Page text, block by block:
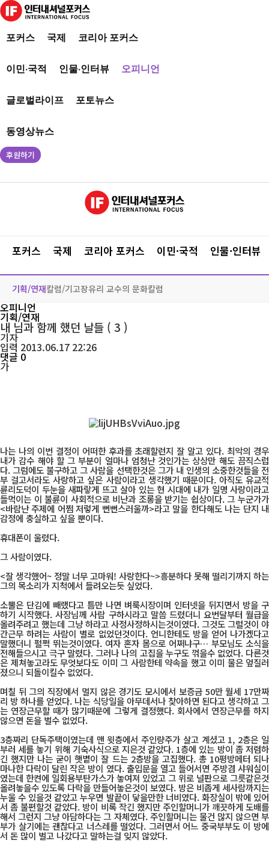
포커스 국제 코리아 포커스
이민·국적 인물·인터뷰 오피니언
글로벌라이프 포토뉴스
동영상뉴스
후원하기
포커스 국제 코리아 포커스 이민·국적 인물·인터뷰
기획/연재칼럼/기고장유리 교수의 문화칼럼
오피니언
기획/연재
내 님과 함께 했던 날들 ( 3 )
기자
입력 2013.06.17 22:26
댓글 0
가
나는 나의 이번 결정이 어떠한 후과를 초래할런지 잘 알고 있다. 최악의 경우
내가 감수 해야 할 그 부분이 얼마나 엄청난 것인가는 상상만 해도 끔직스럽
다. 그럼에도 불구하고 그 사람을 선택한것은 그가 내 인생의 소중한것들을 전
부 걸고서라도 사랑하고 싶은 사람이라고 생각했기 때문이다. 아직도 유교적
륜리도덕이 두눈을 새파랗게 뜨고 살아 있는 현 시대에 내가 일명 사랑이라고
들먹이는 이 불륜이 사회적으로 비난과 조롱을 받기는 쉽상이다. 그 누군가가
<바람난 주제에 어쩜 저렇게 뻔뻔스러울까>라고 말을 한다해도 나는 단지 내
감정에 충실하고 싶을 뿐이다.
휴대폰이 울렸다.
그 사람이였다.
<잘 생각했어~ 정말 너무 고마워! 사랑한다~>흥분하다 못해 떨리기까지 하는
그의 목소리가 지척에서 들려오는듯 싶었다.
소뿔은 단김에 빼랬다고 틈만 나면 벼룩시장이며 인터넷을 뒤지면서 방을 구
하기 시작했다. 사장님께 사람 구하시라고 말씀 드렸더니 요번달부터 월급을
올려주려고 했는데 그냥 하라고 사정사정하시는것이였다. 그것도 그럴것이 야
간근무 하려는 사람이 별로 없었던것이다. 언니한테도 방을 얻어 나가겠다고
말했더니 펄쩍 뛰는것이였다. 여자 혼자 몸으로 어쩌냐구… 부모님도 소식을
전해들으시고 극구 말렸다. 그러나 나의 고집을 누구도 꺾을수 없었다. 다른것
은 제쳐놓고라도 무엇보다도 이미 그 사람한테 약속을 했고 이미 물은 엎질러
졌으니 되돌이킬수 없었다.
며칠 뒤 그의 직장에서 멀지 않은 경기도 모시에서 보증금 50만 월세 17만짜
리 방 하나를 얻었다. 나는 식당일을 아무데서나 찾아하면 된다고 생각하고 그
는 연장근무할 때가 많기때문에 그렇게 결정했다. 회사에서 연장근무를 하지
않으면 돈을 벌수 없었다.
3층짜리 단독주택이였는데 맨 윗층에서 주인량주가 살고 계셨고 1, 2층은 일
부러 세를 놓기 위해 기숙사식으로 지은것 같았다. 1층에 있는 방이 좀 저렴하
긴 했지만 나는 굳이 햇볕이 잘 드는 2층방을 고집했다. 총 10평방메터 되나
마나한 다락이 달린 작은 방이 였다. 출입문을 열고 들어서면 주방겸 샤워실이
였는데 한켠에 일회용부탄가스가 놓여져 있었고 그 위로 널판으로 그릇같은것
올려놓을수 있도록 다락을 만들어놓은것이 보였다. 방은 비좁게 세사람까지는
누울 수 있을것 같았고 누우면 발끝이 닿을만한 너비였다. 화장실이 밖에 있어
서 좀 불편할것 같았다. 방이 비록 작긴 했지만 주인할머니가 깨끗하게 도배를
해서 그런지 그냥 아담하다는 그 자체였다. 주인할머니는 물건 많지 않으면 부
부가 살기에는 괜찮다고 너스레를 떨었다. 그러면서 어느 중국부부도 이 방에
서 돈 많이 벌고 나갔다고 말하는걸 잊지 않았다.